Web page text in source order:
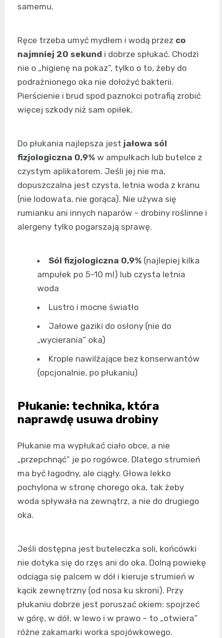
samemu.
Ręce trzeba umyć mydłem i wodą przez co
najmniej 20 sekund i dobrze spłukać. Chodzi
nie o „higienę na pokaz”, tylko o to, żeby do
podrażnionego oka nie dołożyć bakterii.
Pierścienie i brud spod paznokci potrafią zrobić
więcej szkody niż sam opiłek.
Do płukania najlepsza jest jałowa sól
fizjologiczna 0,9% w ampułkach lub butelce z
czystym aplikatorem. Jeśli jej nie ma,
dopuszczalna jest czysta, letnia woda z kranu
(nie lodowata, nie gorąca). Nie używa się
rumianku ani innych naparów – drobiny roślinne i
alergeny tylko pogarszają sprawę.
Sól fizjologiczna 0,9% (najlepiej kilka
ampułek po 5–10 ml) lub czysta letnia
woda
Lustro i mocne światło
Jałowe gaziki do osłony (nie do
„wycierania” oka)
Krople nawilżające bez konserwantów
(opcjonalnie, po płukaniu)
Płukanie: technika, która
naprawdę usuwa drobiny
Płukanie ma wypłukać ciało obce, a nie
„przepchnąć” je po rogówce. Dlatego strumień
ma być łagodny, ale ciągły. Głowa lekko
pochylona w stronę chorego oka, tak żeby
woda spływała na zewnątrz, a nie do drugiego
oka.
Jeśli dostępna jest buteleczka soli, końcówki
nie dotyka się do rzęs ani do oka. Dolną powiekę
odciąga się palcem w dół i kieruje strumień w
kącik zewnętrzny (od nosa ku skroni). Przy
płukaniu dobrze jest poruszać okiem: spojrzeć
w górę, w dół, w lewo i w prawo – to „otwiera”
różne zakamarki worka spojówkowego.